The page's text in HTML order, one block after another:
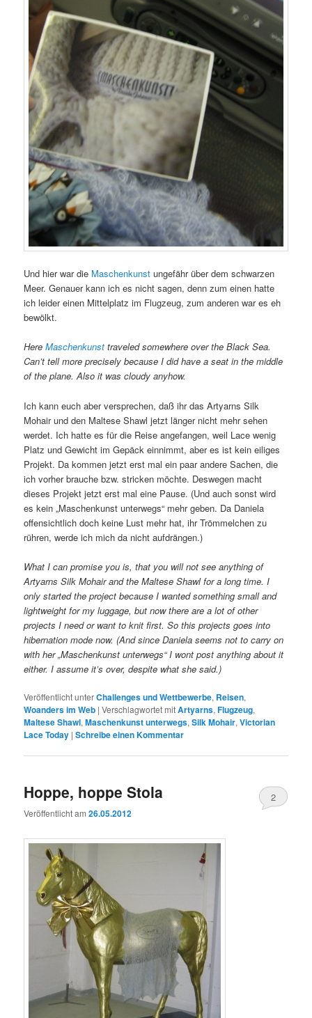
Und hier war die Maschenkunst ungefähr über dem schwarzen
Meer. Genauer kann ich es nicht sagen, denn zum einen hatte
ich leider einen Mittelplatz im Flugzeug, zum anderen war es eh
bewölkt.
HereMaschenkunst traveled somewhere over the Black Sea.
Can’t tell more precisely because I did have a seat in the middle
of the plane. Also it was cloudy anyhow.
Ich kann euch aber versprechen, daß ihr das Artyarns Silk
Mohair und den Maltese Shawl jetzt länger nicht mehr sehen
werdet. Ich hatte es für die Reise angefangen, weil Lace wenig
Platz und Gewicht im Gepäck einnimmt, aber es ist kein eiliges
Projekt. Da kommen jetzt erst mal ein paar andere Sachen, die
ich vorher brauche bzw. stricken möchte. Deswegen macht
dieses Projekt jetzt erst mal eine Pause. (Und auch sonst wird
es kein „Maschenkunst unterwegs“ mehr geben. Da Daniela
offensichtlich doch keine Lust mehr hat, ihr Trömmelchen zu
rühren, werde ich mich da nicht aufdrängen.)
What I can promise you is, that you will not see anything of
Artyarns Silk Mohair and the Maltese Shawl for a long time. I
only started the project because I wanted something small and
lightweight for my luggage, but now there are a lot of other
projects I need or want to knit first. So this projects goes into
hibernation mode now. (And since Daniela seems not to carry on
with her „Maschenkunst unterwegs“ I wont post anything about it
either. I assume it’s over,despite what she said.)
Veröffentlicht unterChallenges und Wettbewerbe, Reisen,
Woanders im Web |Verschlagwortet mitArtyarns,Flugzeug,
Maltese Shawl,Maschenkunst unterwegs,Silk Mohair,Victorian
Lace Today |Schreibe einen Kommentar
Hoppe, hoppe Stola
Veröffentlicht am26.05.2012
2